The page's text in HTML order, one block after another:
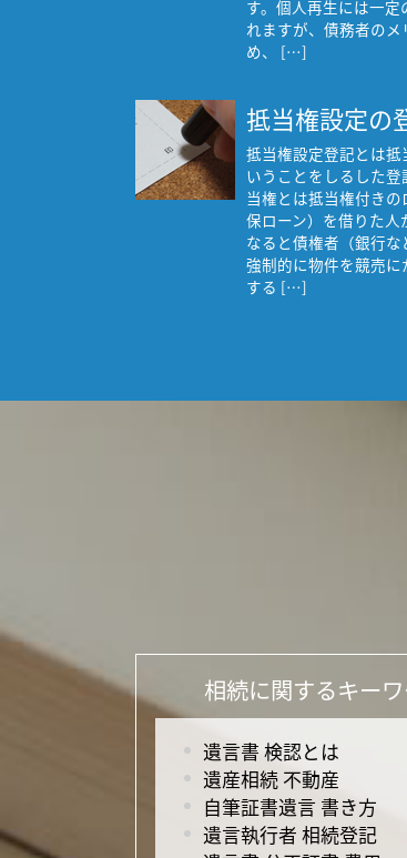
す。個人再生には一定
れますが、債務者の
め、 […]
抵当権設定の
抵当権設定登記とは抵
いうことをしるした
当権とは抵当権付きの
保ローン）を借りた人
なると債権者（銀行
強制的に物件を競売に
する […]
相続に関するキー
遺言書 検認とは
遺産相続 不動産
自筆証書遺言 書き方
遺言執行者 相続登記